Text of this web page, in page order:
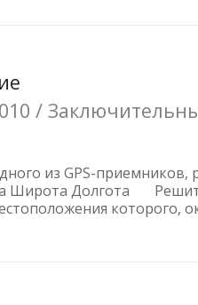
/
из GPS-приемников,
Широта Долгота
которого,